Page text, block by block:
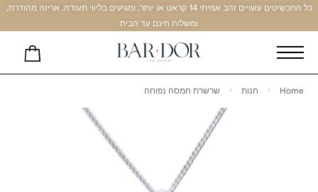
כל התכשיטים עשויים זהב אמיתי 14 קראט או יותר, ומגיעים בליווי תעודה, אריזה מהודרת,
ומשלוח חינם עד הבית
Home חנות שרשרת חמסה נפוחה